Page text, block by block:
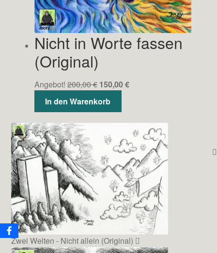
Nicht in Worte fassen
(Original)
Angebot! 200,00€ Ursprünglicher
Preis
war:
200,00 €
150,00€Aktueller
150,00 €.
In den Warenkorb
Zwei Welten - Nicht allein (Original)